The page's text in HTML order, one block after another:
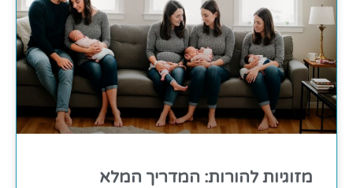
מזוגיות להורות: המדריך המלא